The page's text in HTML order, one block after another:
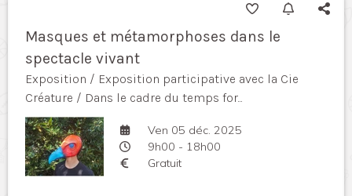
Masques et métamorphoses dans le
spectacle vivant
Exposition / Exposition participative avec la Cie
Créature / Dans le cadre du temps for...
Ven 05 déc. 2025
9h00 - 18h00
Gratuit